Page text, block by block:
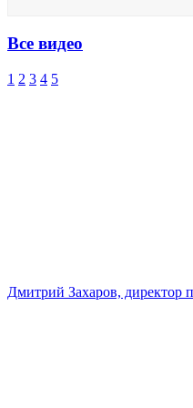
Все видео
1 2 3 4 5
Дмитрий Захаров, директор